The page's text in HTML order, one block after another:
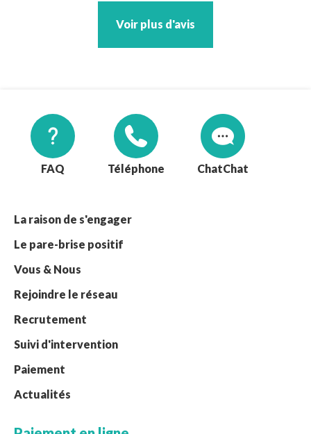
Voir plus d'avis
FAQ Téléphone Chat
La raison de s'engager
Le pare-brise positif
Vous & Nous
Rejoindre le réseau
Recrutement
Suivi d'intervention
Paiement
Actualités